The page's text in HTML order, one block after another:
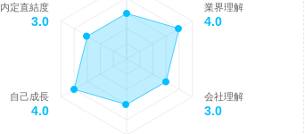
業界理解
4.0
会社理解
3.0
自己成長
4.0
内定直結度
3.0